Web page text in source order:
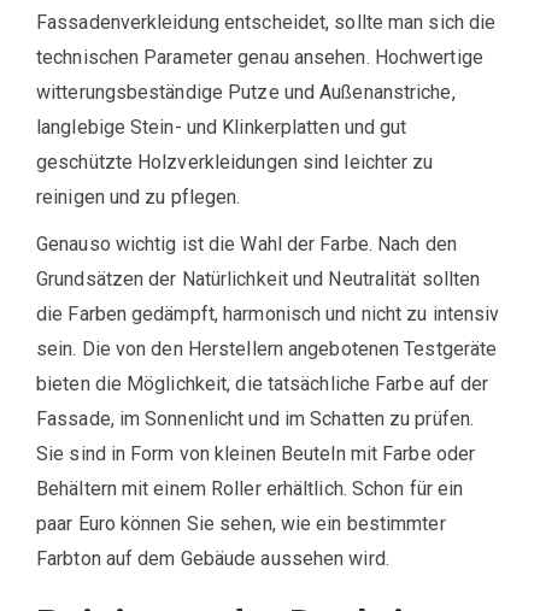
Fassadenverkleidung entscheidet, sollte man sich die
technischen Parameter genau ansehen. Hochwertige
witterungsbeständige Putze und Außenanstriche,
langlebige Stein- und Klinkerplatten und gut
geschützte Holzverkleidungen sind leichter zu
reinigen und zu pflegen.
Genauso wichtig ist die Wahl der Farbe. Nach den
Grundsätzen der Natürlichkeit und Neutralität sollten
die Farben gedämpft, harmonisch und nicht zu intensiv
sein. Die von den Herstellern angebotenen Testgeräte
bieten die Möglichkeit, die tatsächliche Farbe auf der
Fassade, im Sonnenlicht und im Schatten zu prüfen.
Sie sind in Form von kleinen Beuteln mit Farbe oder
Behältern mit einem Roller erhältlich. Schon für ein
paar Euro können Sie sehen, wie ein bestimmter
Farbton auf dem Gebäude aussehen wird.